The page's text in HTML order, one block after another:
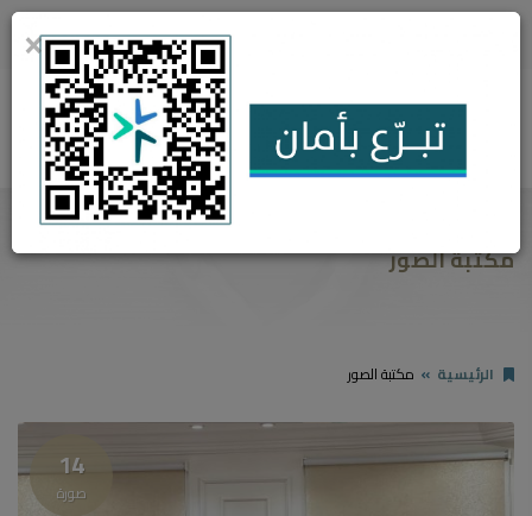
0
مكتبة الصور
الرئيسية مكتبة الصور
14
صورة
×